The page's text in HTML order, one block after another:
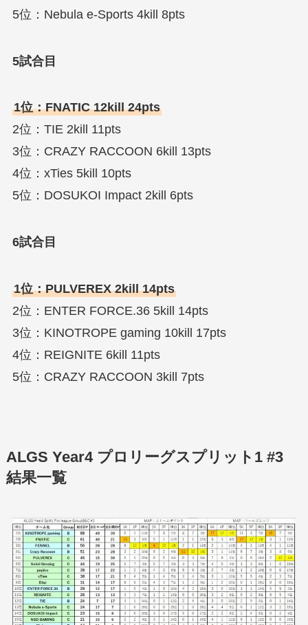
5位：Nebula e-Sports 4kill 8pts
5試合目
1位：FNATIC 12kill 24pts
2位：TIE 2kill 11pts
3位：CRAZY RACCOON 6kill 13pts
4位：xTies 5kill 10pts
5位：DOSUKOI Impact 2kill 6pts
6試合目
1位：PULVEREX 2kill 14pts
2位：ENTER FORCE.36 5kill 14pts
3位：KINOTROPE gaming 10kill 17pts
4位：REIGNITE 6kill 11pts
5位：CRAZY RACCOON 3kill 7pts
ALGS Year4 プロリーグスプリット1 #3
結果一覧